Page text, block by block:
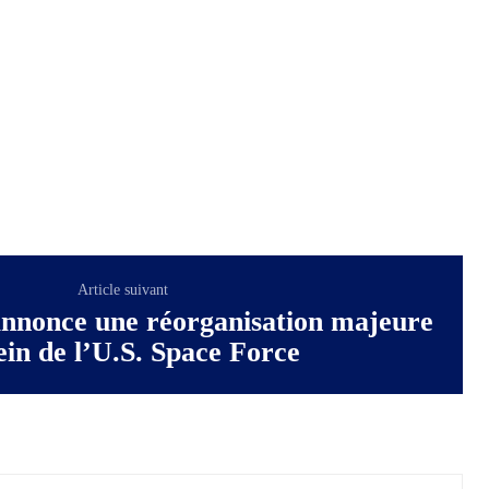
Article suivant
une réorganisation majeure
de l’U.S. Space Force